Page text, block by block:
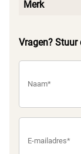
Merk
Vragen? Stuur